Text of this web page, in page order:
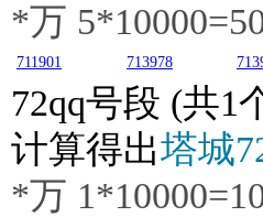
*万 5
711901 713978
72qq号段 (共1
计算得出塔城
*万 1